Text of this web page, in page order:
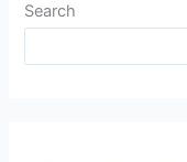
Search